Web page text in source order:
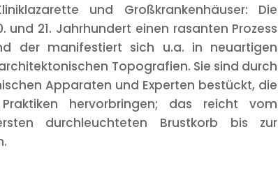
und Großkrankenhäuser: Die
21. Jahrhundert einen rasanten Prozess
der manifestiert sich u.a. in neuartigen
Topografien. Sie sind durch
Apparaten und Experten bestückt, die
hervorbringen; das reicht vom
durchleuchteten Brustkorb bis zur